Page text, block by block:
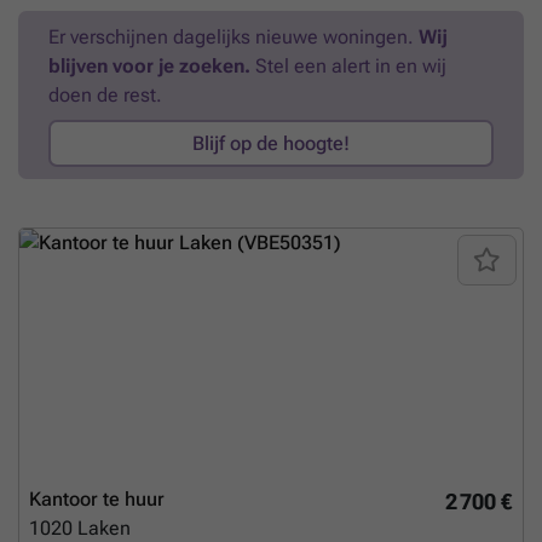
Mogelijkheid tot parkeren. Direct BESCHIKBAAR. Voor informatie en
bezoeken ### - ### . Bezoek onze website ### voor meer
informatieMeer weten?
Er verschijnen dagelijks nieuwe woningen. Wij
blijven voor je zoeken. Stel een alert in en wij
doen de rest.
Blijf op de hoogte!
2 700 €
Kantoor te huur
1020 Laken